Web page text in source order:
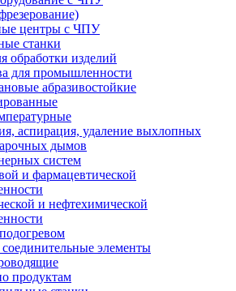
центры с ЧПУ
станки
обработки изделий
для промышленности
абразивостойкие
аспирация, удаление выхлопных
дымов
систем
и фармацевтической
и нефтехимической
элементы
продуктам